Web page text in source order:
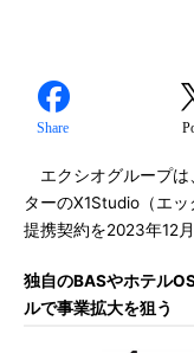
Share
エクシオグループは
ターのX1Studio（エ
提携契約を2023年12
独自のBASやホテル
ルで事業拡大を狙う